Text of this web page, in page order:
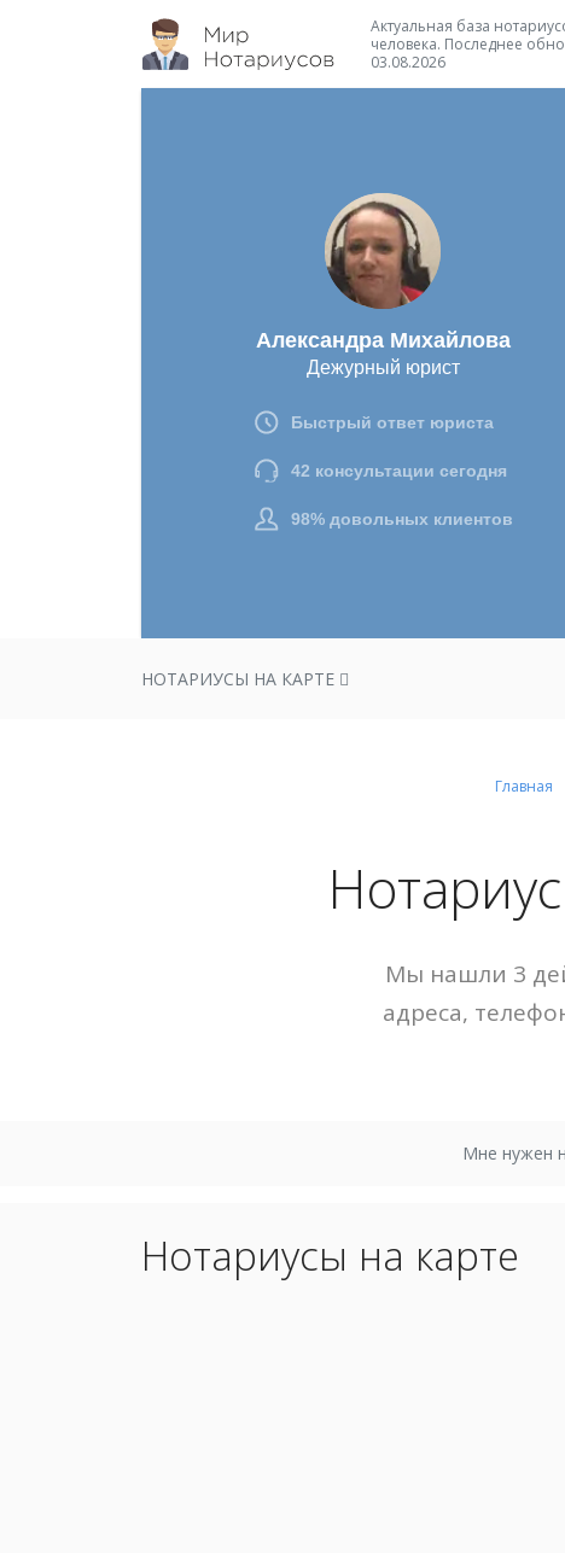
Актуальная база
человека. Последнее
03.08.2026
НОТАРИУСЫ НА КАРТЕ
Главная
Мы нашли 3
адреса,
Мне нужен
Нотариусы на карте